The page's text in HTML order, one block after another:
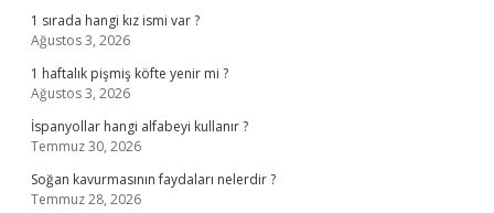
1 sırada hangi kız ismi var ?
Ağustos 3, 2026
1 haftalık pişmiş köfte yenir mi ?
Ağustos 3, 2026
İspanyollar hangi alfabeyi kullanır ?
Temmuz 30, 2026
Soğan kavurmasının faydaları nelerdir ?
Temmuz 28, 2026